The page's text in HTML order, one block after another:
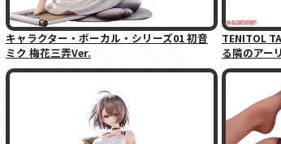
キャラクター・ボーカル・シリーズ01 初音
ミク 梅花三弄Ver.
TENITOL
る隣のアー